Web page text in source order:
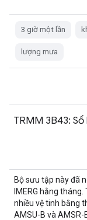
3 giờ một lần
lượng mưa
TRMM 3B43:
Bộ sưu tập này đã
IMERG hằng
nhiều vệ tinh bằng
AMSU-B và